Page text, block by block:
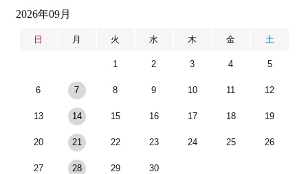
2026年09月
日 月 火 水 木 金 土
1 2 3 4 5
6 7 8 9 10 11 12
13 14 15 16 17 18 19
20 21 22 23 24 25 26
27 28 29 30